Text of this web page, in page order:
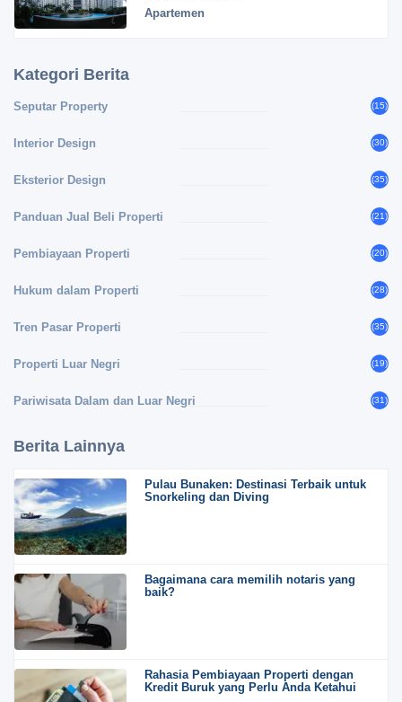
Apartemen
Kategori Berita
Seputar Property (15)
Interior Design (30)
Eksterior Design (35)
Panduan Jual Beli Properti (21)
Pembiayaan Properti (20)
Hukum dalam Properti (28)
Tren Pasar Properti (35)
Properti Luar Negri (19)
Pariwisata Dalam dan Luar Negri (31)
Berita Lainnya
Pulau Bunaken: Destinasi Terbaik untuk
Snorkeling dan Diving
Bagaimana cara memilih notaris yang
baik?
Rahasia Pembiayaan Properti dengan
Kredit Buruk yang Perlu Anda Ketahui